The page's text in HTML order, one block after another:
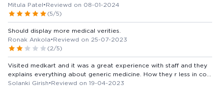
Mitula Patel•Reviewd on 08-01-2024
(5/5)
Should display more medical verities.
Ronak Ankola•Reviewd on 25-07-2023
(2/5)
Visited medkart and it was a great experience with staff and they
explains everything about generic medicine. How they r less in cost
and both continent and power are same., everyone who buy their
Solanki Girish•Reviewd on 19-04-2023